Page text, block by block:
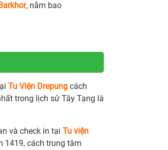
, nằm bao
Tu Viện Drepung cách
trong lịch sử Tây Tạng là
và check in tại Tu viện
1419, cách trung tâm